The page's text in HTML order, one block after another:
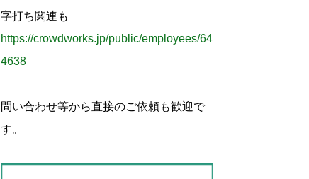
字打ち関連も
https://crowdworks.jp/public/employees/64
4638
問い合わせ等から直接のご依頼も歓迎で
す。